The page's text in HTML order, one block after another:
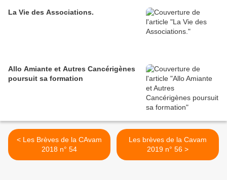
La Vie des Associations.
Allo Amiante et Autres Cancérigènes
poursuit sa formation
< Les Brèves de la CAvam
2018 n° 54
Les brèves de la Cavam
2019 n° 56 >